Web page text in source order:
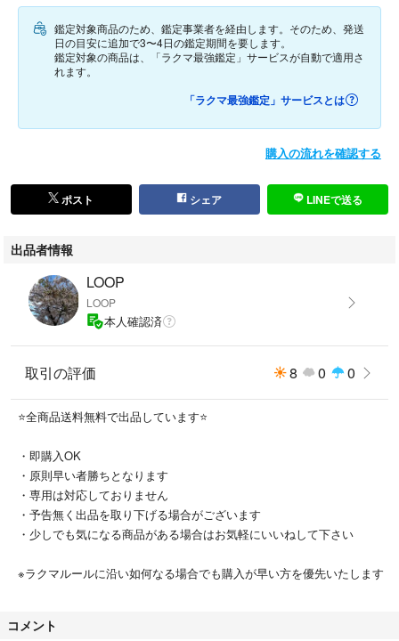
ショルダーストラップ
【USED品について】
自宅保管、素人検品、素人寸法の誤差などリユース商品にご理解がない方
鑑定済商品
安心.安全.追跡ありの匿名配送にて発送します。
お支払手続完了後、商品情報通りの期間内に発送手続きしますので宜しく
お願いいたします。
申し訳ありませんが値下げ交渉には対応しておりません。
値下げ交渉に関するコメント.ご質問には返答しておりませんので予めご
鑑定対象商品のため、鑑定事業者を経由します。そのため、発送
日の目安に追加で3〜4日の鑑定期間を要します。
鑑定対象の商品は、「ラクマ最強鑑定」サービスが自動で適用さ
れます。
「ラクマ最強鑑定」サービスとは
購入の流れを確認する
ポスト シェア LINEで送る
出品者情報
LOOP
LOOP
本人確認済
取引の評価 8 0 0
⭐️全商品送料無料で出品しています⭐️
・即購入OK
・原則早い者勝ちとなります
・専用は対応しておりません
・予告無く出品を取り下げる場合がございます
・少しでも気になる商品がある場合はお気軽にいいねして下さい
※ラクマルールに沿い如何なる場合でも購入が早い方を優先いたします
コメント